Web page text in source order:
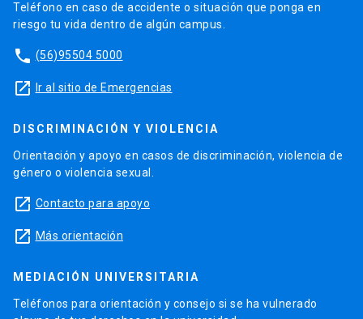
Teléfono en caso de accidente o situación que ponga en
riesgo tu vida dentro de algún campus.
phone (56)95504 5000
launch Ir al sitio de Emergencias
DISCRIMINACIÓN Y VIOLENCIA
Orientación y apoyo en casos de discriminación, violencia de
género o violencia sexual.
launch Contacto para apoyo
launch Más orientación
MEDIACIÓN UNIVERSITARIA
Teléfonos para orientación y consejo si se ha vulnerado